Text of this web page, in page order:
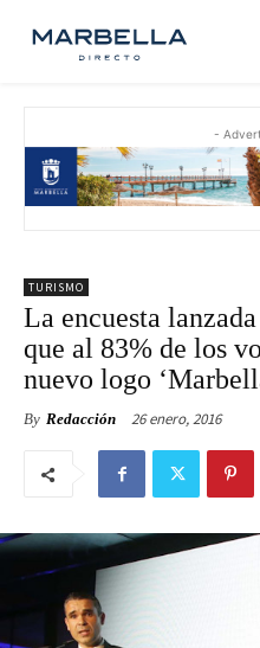
-
TURISMO
La encuesta
que al 83% de los
nuevo logo
By Redacción 26 enero, 2016